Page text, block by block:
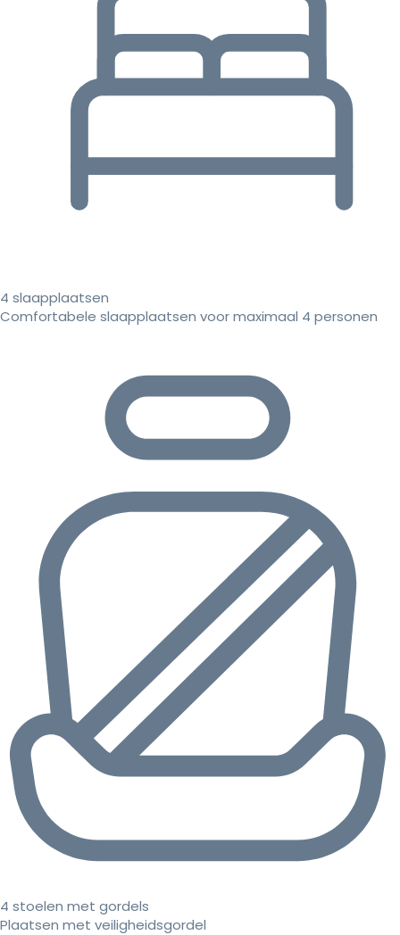
4 slaapplaatsen
Comfortabele slaapplaatsen voor maximaal 4 personen
4 stoelen met gordels
Plaatsen met veiligheidsgordel